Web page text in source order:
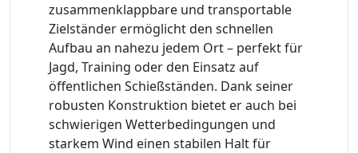
zusammenklappbare und transportable
Zielständer ermöglicht den schnellen
Aufbau an nahezu jedem Ort – perfekt für
Jagd, Training oder den Einsatz auf
öffentlichen Schießständen. Dank seiner
robusten Konstruktion bietet er auch bei
schwierigen Wetterbedingungen und
starkem Wind einen stabilen Halt für